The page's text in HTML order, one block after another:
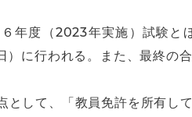
年度（2023年実施）試験
に行われる。また、最終の
として、「教員免許を所有し